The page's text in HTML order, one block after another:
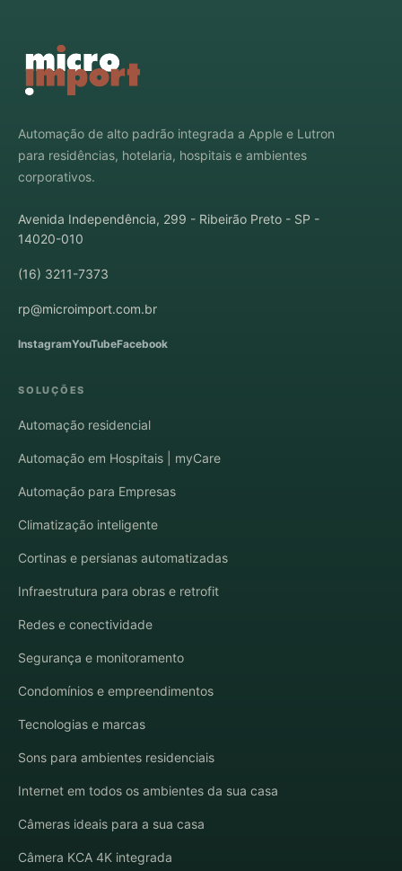
Automação de alto padrão integrada a Apple e Lutron
para residências, hotelaria, hospitais e ambientes
corporativos.
Avenida Independência, 299 - Ribeirão Preto - SP -
14020-010
(16) 3211-7373
rp@microimport.com.br
InstagramYouTubeFacebook
SOLUÇÕES
Automação residencial
Automação em Hospitais | myCare
Automação para Empresas
Climatização inteligente
Cortinas e persianas automatizadas
Infraestrutura para obras e retrofit
Redes e conectividade
Segurança e monitoramento
Condomínios e empreendimentos
Tecnologias e marcas
Sons para ambientes residenciais
Internet em todos os ambientes da sua casa
Câmeras ideais para a sua casa
Câmera KCA 4K integrada